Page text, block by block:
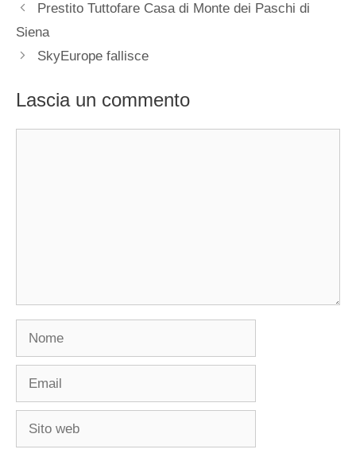
Prestito Tuttofare Casa di Monte dei Paschi di
Siena
SkyEurope fallisce
Lascia un commento